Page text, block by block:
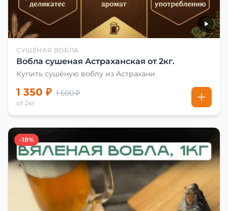
СУШЁНАЯ ВОБЛА
Вобла сушеная Астраханская от 2кг.
Купить сушёную воблу из Астрахани
1 350 ₽ 1 500 ₽
от 2кг
-18%